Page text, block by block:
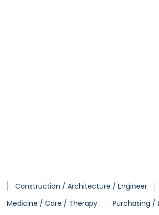
Construction / Architecture / Engineer
Medicine / Care / Therapy
Purchasing /